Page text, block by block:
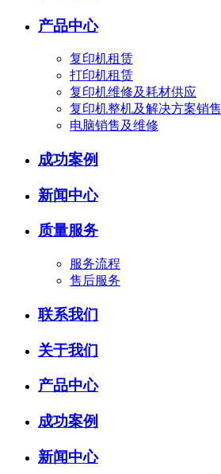
产品中心
复印机租赁
打印机租赁
复印机维修及耗材供应
复印机整机及解决方案销售
电脑销售及维修
成功案例
新闻中心
质量服务
服务流程
售后服务
联系我们
关于我们
产品中心
成功案例
新闻中心